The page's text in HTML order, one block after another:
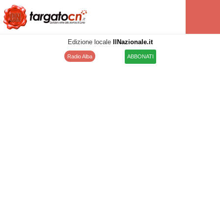
Edizione locale IlNazionale.it
Radio Alba ABBONATI